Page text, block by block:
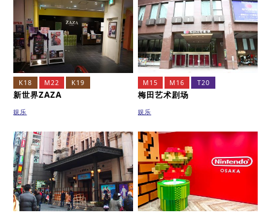
K18 M22 K19
新世界ZAZA
娱乐
M15 M16 T20
梅田艺术剧场
娱乐